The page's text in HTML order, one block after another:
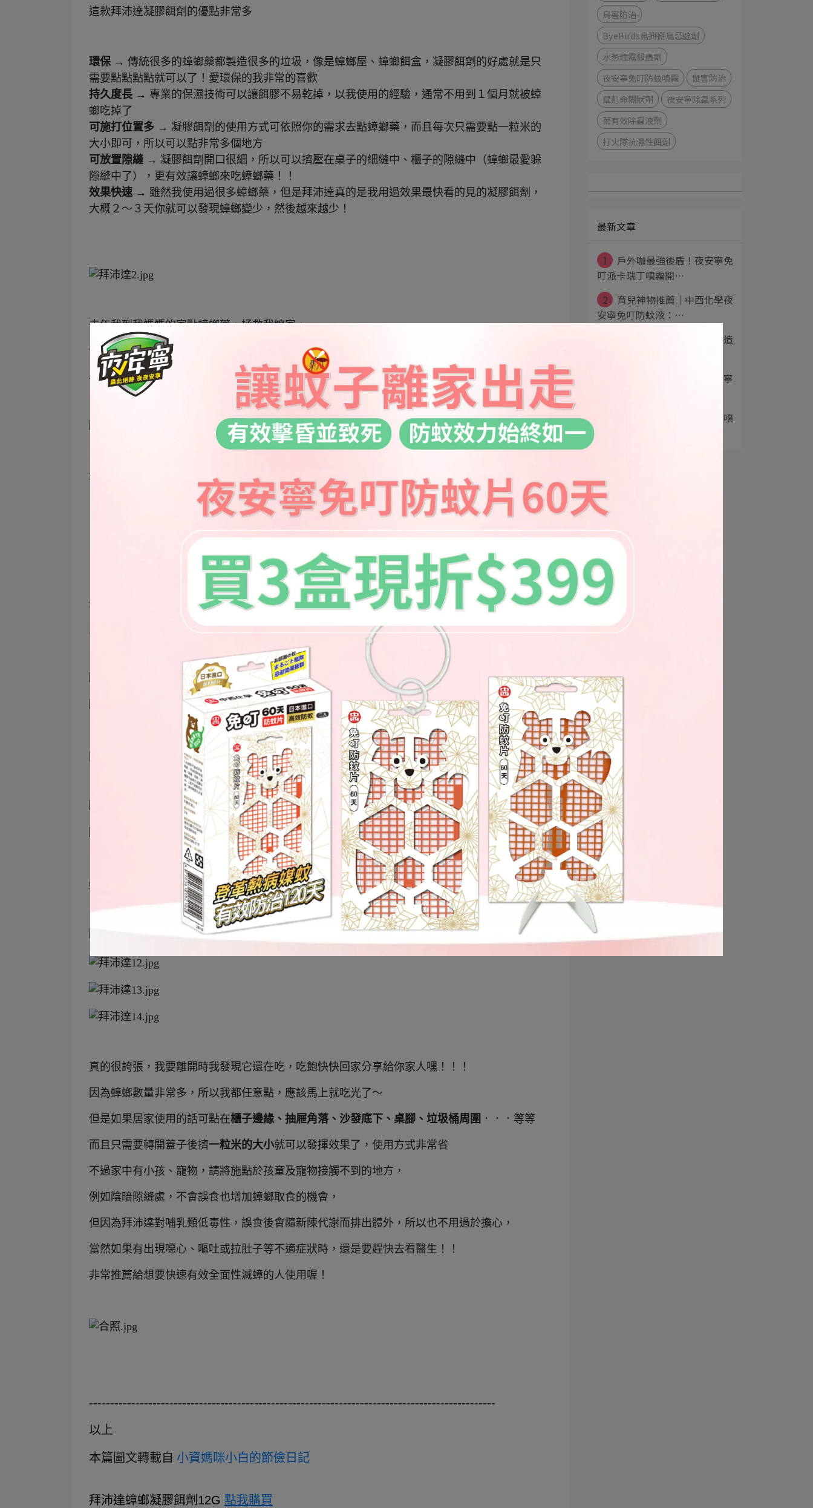
這款拜沛達凝膠餌劑的優點非常多
環保 → 傳統很多的蟑螂藥都製造很多的垃圾，像是蟑螂屋、蟑螂餌盒， 凝膠餌劑的好處就是只
需要點點點點就可以了！愛環保的我非常的喜歡
持久度長 → 專業的保濕技術可以讓餌膠不易乾掉，以我使用的經驗，通常不用到１個月就被蟑
螂吃掉了
可施打位置多 → 凝膠餌劑的使用方式可依照你的需求去點蟑螂藥，而且每次只需要點一粒米的
大小即可，所以可以點非常多個地方
可放置隙縫 → 凝膠餌劑開口很細，所以可以擠壓在桌子的細縫中、櫃子的隙縫中（蟑螂最愛躲
隙縫中了），更有效讓蟑螂來吃蟑螂藥！！
效果快速 → 雖然我使用過很多蟑螂藥，但是拜沛達真的是我用過效果最快看的見的凝膠餌劑，
大概２～３天你就可以發現蟑螂變少，然後越來越少！
去年我到我媽媽的家點蟑螂藥，拯救我娘家，
今年來幫我某位認識的人的早餐店剷除蟑螂
畢竟秋田哥有時候會去那家早餐店，幫忙維護一下環境哈哈
不得不說，到了夏天，一般家庭的蟑螂就已經不少了，更不用說傳統早餐店....
！！！以下有蟑螂照片！！！
先來看看早餐店的環境，我大概拍一下而已，不然真的太可怕了
只要你肉眼看到的地方，都是蟑螂（關店後）
因為實在是太多了，我們就是能點就點
蟑螂真的很愛拜沛達蟑螂凝膠餌劑，馬上就來吃了！
真的很誇張，我要離開時我發現它還在吃，吃飽快快回家分享給你家人嘿！！！
因為蟑螂數量非常多，所以我都任意點，應該馬上就吃光了～
但是如果居家使用的話可點在櫃子邊緣、抽屜角落、沙發底下、桌腳、垃圾桶周圍 ．．．等等
而且只需要轉開蓋子後擠一粒米的大小就可以發揮效果了，使用方式非常省
不過家中有小孩、寵物，請將施點於孩童及寵物接觸不到的地方，
例如陰暗隙縫處，不會誤食也增加蟑螂取食的機會，
但因為拜沛達對哺乳類低毒性，誤食後會隨新陳代謝而排出體外，所以也不用過於擔心，
當然如果有出現噁心、嘔吐或拉肚子等不適症狀時，還是要趕快去看醫生！！
非常推薦給想要快速有效全面性滅蟑的人使用喔！
------------------------------------------------------------------------------------------------
以上
本篇圖文轉載自 小資媽咪小白的節儉日記
拜沛達蟑螂凝膠餌劑12G 點我購買
鳥害防治
ByeBirds鳥掰掰鳥忌避劑
水蒸煙霧殺蟲劑
夜安寧免叮防蚊噴霧
鼠害防治
鼠剋命糊狀劑
夜安寧除蟲系列
菊有效除蟲液劑
打火隊抗濕性餌劑
最新文章
1
戶外咖最強後盾！夜安寧免
叮派卡瑞丁噴霧開⋯
2
育兒神物推薦｜中西化學夜
安寧免叮防蚊液：⋯
居家除蟲推薦使用台灣製造
無煙無臭居家除蟲│夜安寧
夜安寧免叮派卡瑞丁防蚊噴